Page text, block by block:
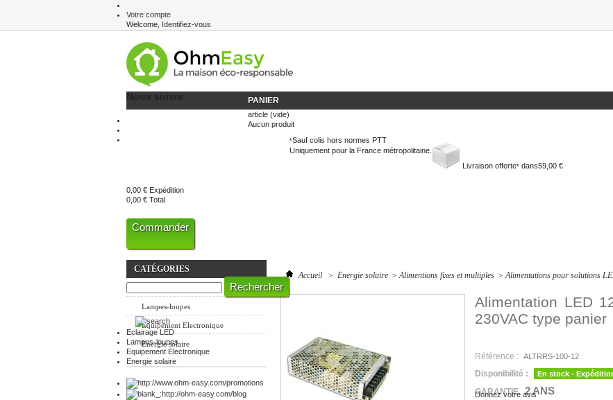
Votre compte
Welcome, Identifiez-vous
Newsletter
PANIER
article (vide)
Aucun produit
Livraison offerte* dans59,00 €
*Sauf colis hors normes PTT
Uniquement pour la France métropolitaine.
0,00 € Expédition
0,00 € Total
Commander
Eclairage LED
Lampes-loupes
Equipement Electronique
Energie solaire
CATÉGORIES
Lampes-loupes
Equipement Electronique
Energie solaire
Accueil > Energie solaire > Alimentions fixes et multiples > Alimentations pour solutions
Alimentation LED
230VAC type panier
Référence : ALTRRS-100-12
Disponibilité : En stock -
GARANTIE 2 ANS
Donnez votre avis